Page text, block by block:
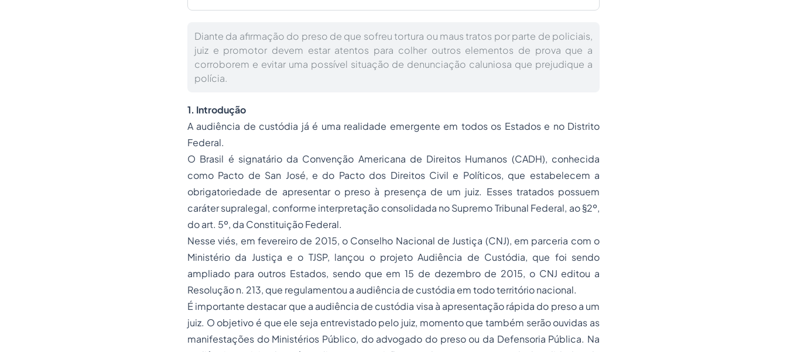
Diante da afirmação do preso de que sofreu tortura ou maus tratos por parte de policiais,
juiz e promotor devem estar atentos para colher outros elementos de prova que a
corroborem e evitar uma possível situação de denunciação caluniosa que prejudique a
polícia.
1. Introdução
A audiência de custódia já é uma realidade emergente em todos os Estados e no Distrito
Federal.
O Brasil é signatário da Convenção Americana de Direitos Humanos (CADH), conhecida
como Pacto de San José, e do Pacto dos Direitos Civil e Políticos, que estabelecem a
obrigatoriedade de apresentar o preso à presença de um juiz. Esses tratados possuem
caráter supralegal, conforme interpretação consolidada no Supremo Tribunal Federal, ao §2º,
do art. 5º, da Constituição Federal.
Nesse viés, em fevereiro de 2015, o Conselho Nacional de Justiça (CNJ), em parceria com o
Ministério da Justiça e o TJSP, lançou o projeto Audiência de Custódia, que foi sendo
ampliado para outros Estados, sendo que em 15 de dezembro de 2015, o CNJ editou a
Resolução n. 213, que regulamentou a audiência de custódia em todo território nacional.
É importante destacar que a audiência de custódia visa à apresentação rápida do preso a um
juiz. O objetivo é que ele seja entrevistado pelo juiz, momento que também serão ouvidas as
manifestações do Ministérios Público, do advogado do preso ou da Defensoria Pública. Na